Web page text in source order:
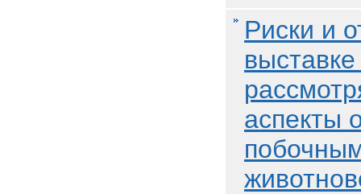
Риски и
аспекты